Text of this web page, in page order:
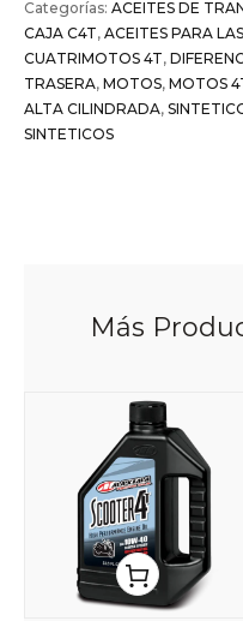
Categorías: ACEITES DE
CAJA C4T, ACEITES PARA
CUATRIMOTOS 4T,
TRASERA, MOTOS, MOTOS
ALTA CILINDRADA,
SINTETICOS
Más